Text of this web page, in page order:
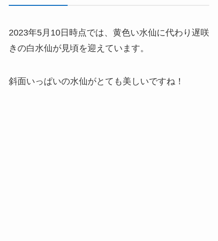
2023年5月10日時点では、黄色い水仙に代わり遅咲
きの白水仙が見頃を迎えています。
斜面いっぱいの水仙がとても美しいですね！